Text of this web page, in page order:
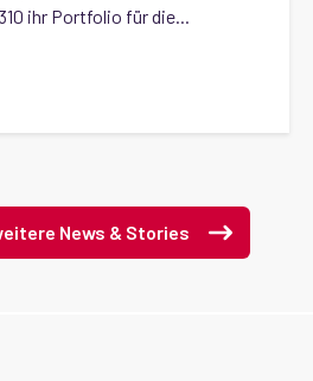
ihr Portfolio für die...
News & Stories